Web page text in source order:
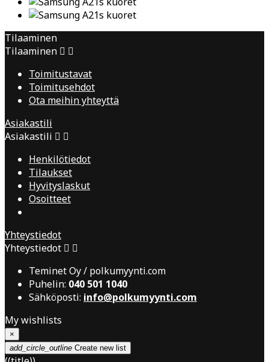
Tilaaminen
Tilaaminen  
Toimitustavat
Toimitusehdot
Ota meihin yhteyttä
Asiakastili
Asiakastili  
Henkilötiedot
Tilaukset
Hyvityslaskut
Osoitteet
Yhteystiedot
Yhteystiedot  
Teminet Oy / polkumyynti.com
Puhelin: 040 501 1040
Sähköposti: info@polkumyynti.com
My wishlists
×
add_circle_outline Create new list